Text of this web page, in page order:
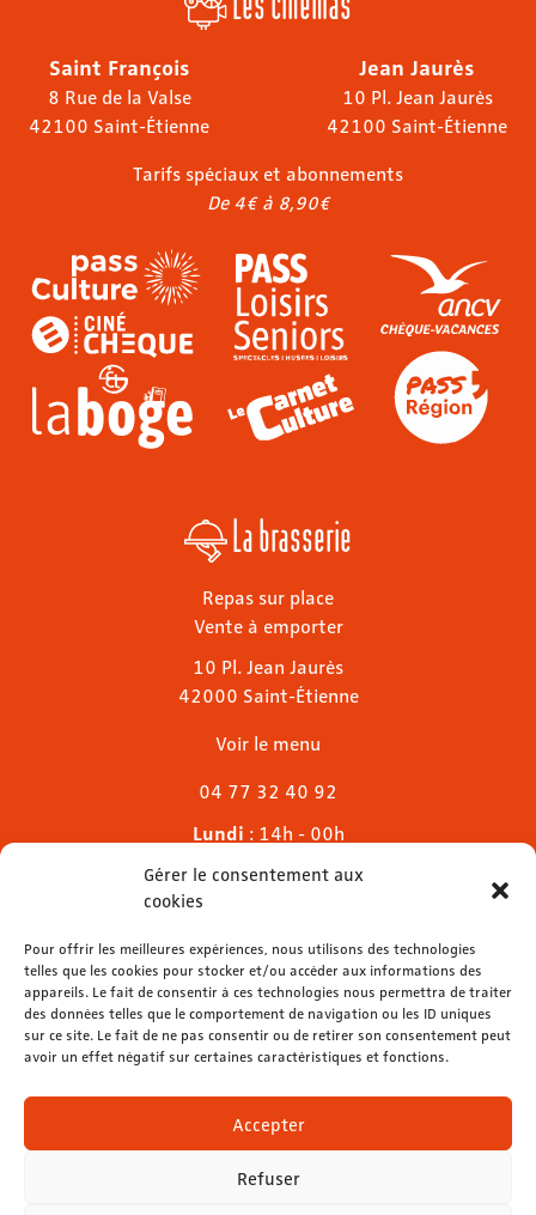
Gérer le consentement aux
cookies
Pour offrir les meilleures expériences, nous utilisons des technologies
telles que les cookies pour stocker et/ou accéder aux informations des
appareils. Le fait de consentir à ces technologies nous permettra de traiter
des données telles que le comportement de navigation ou les ID uniques
sur ce site. Le fait de ne pas consentir ou de retirer son consentement peut
avoir un effet négatif sur certaines caractéristiques et fonctions.
Accepter
Refuser
Saint François
8 Rue de la Valse
42100 Saint-Étienne
Jean Jaurès
10 Pl. Jean Jaurès
42100 Saint-Étienne
Tarifs spéciaux et abonnements
De 4€ à 8,90€
La brasserie
Repas sur place
Vente à emporter
10 Pl. Jean Jaurès
42000 Saint-Étienne
Voir le menu
04 77 32 40 92
Lundi : 14h - 00h
Mardi & mercredi
Jeudi
Dimanche: 11h - 00h
04 77 32 32 01